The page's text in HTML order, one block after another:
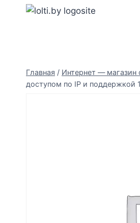
Перейти
Главная / Интернет — магазин
доступом по IP и поддержкой